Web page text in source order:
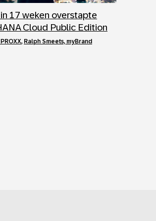
17 weken overstapte
Cloud Public Edition
, Ralph Smeets, myBrand